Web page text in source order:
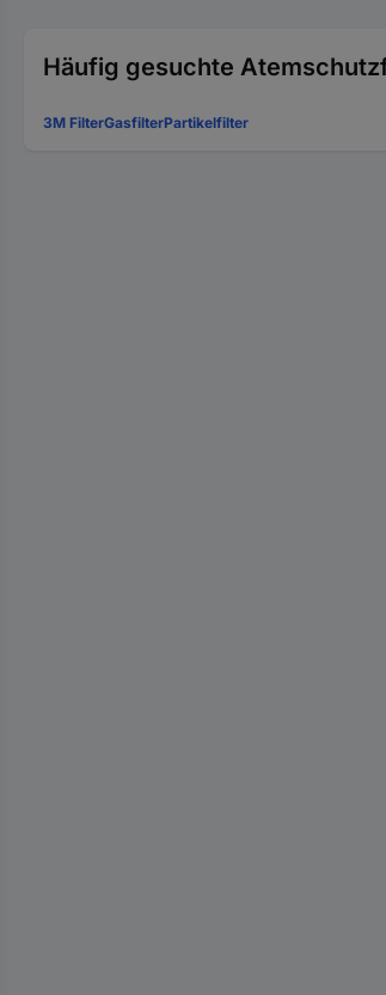
Häufig gesuchte
3M FilterGasfilterPartikelfilter